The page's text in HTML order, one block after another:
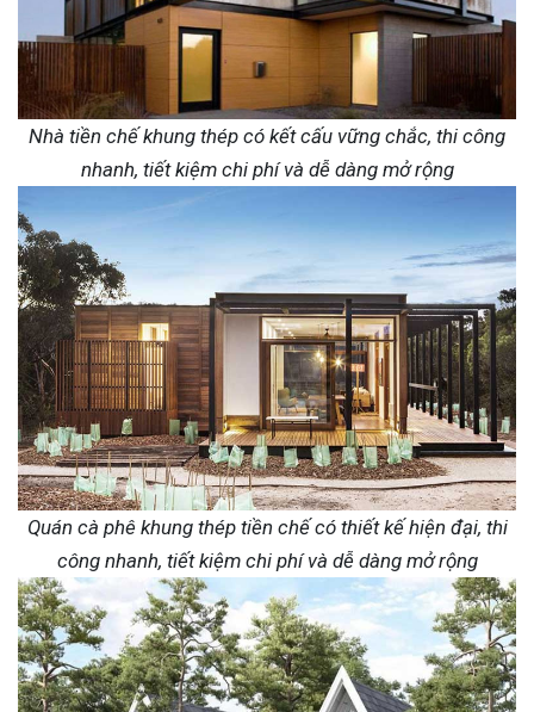
Nhà tiền chế khung thép có kết cấu vững chắc, thi công
nhanh, tiết kiệm chi phí và dễ dàng mở rộng
Quán cà phê khung thép tiền chế có thiết kế hiện đại, thi
công nhanh, tiết kiệm chi phí và dễ dàng mở rộng